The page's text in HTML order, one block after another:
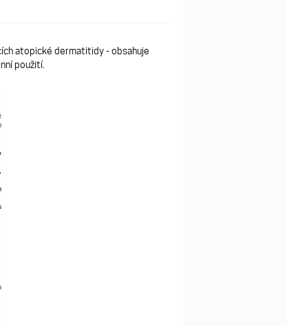
atopické dermatitidy - obsahuje
použití.